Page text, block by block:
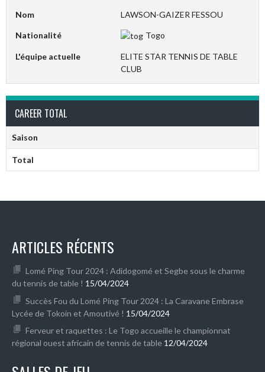
Nom LAWSON-GAIZER FESSOU
Nationalité Togo
L'équipe actuelle
ELITE STAR TENNIS DE TABLE
CLUB
CAREER TOTAL
Saison
Total
ARTICLES RÉCENTS
Lomé Ping Tour 2024 : Adidogomé et Segbe sous le charme
du tennis de table ! 15/04/2024
Succès Fou du Lomé Ping Tour 2024 : La Caravane Embrase
Lycée de Tokoin et Amoutivé ! 15/04/2024
Ferveur et raquettes : Le Togo accueille le championnat
régional ouest africain de tennis de table 12/04/2024